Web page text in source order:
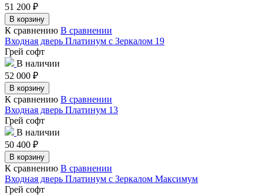
51 200 ₽
В корзину
К сравнению В сравнении
Входная дверь Платинум с Зеркалом 19
Грей софт
В наличии
52 000 ₽
В корзину
К сравнению В сравнении
Входная дверь Платинум 13
Грей софт
В наличии
50 400 ₽
В корзину
К сравнению В сравнении
Входная дверь Платинум с Зеркалом Максимум
Грей софт